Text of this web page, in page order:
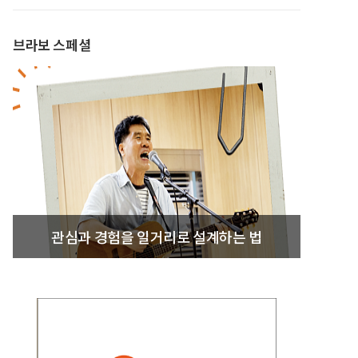
브라보 스페셜
관심과 경험을 일거리로 설계하는 법